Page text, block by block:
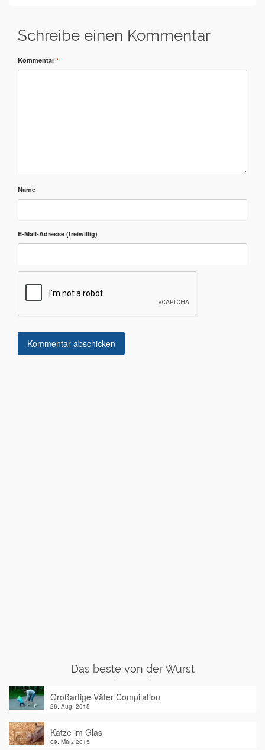
Schreibe einen Kommentar
Kommentar *
Name
E-Mail-Adresse
Das beste von der Wurst
Großartige Väter Compilation
26. Aug. 2015
Katze im Glas
09. März 2015